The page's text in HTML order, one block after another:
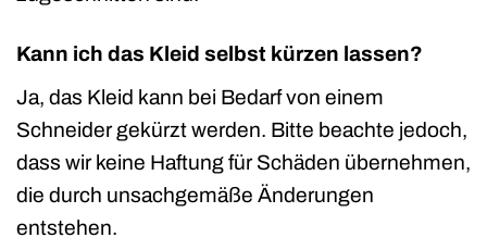
Kann ich das Kleid selbst kürzen lassen?
Ja, das Kleid kann bei Bedarf von einem
Schneider gekürzt werden. Bitte beachte jedoch,
dass wir keine Haftung für Schäden übernehmen,
die durch unsachgemäße Änderungen
entstehen.